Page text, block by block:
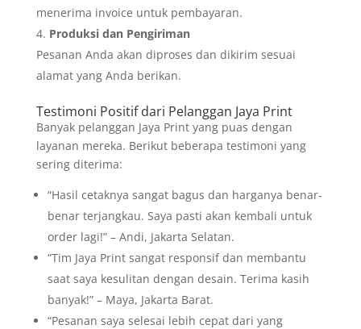
menerima invoice untuk pembayaran.
Produksi dan Pengiriman
Pesanan Anda akan diproses dan dikirim sesuai
alamat yang Anda berikan.
Testimoni Positif dari Pelanggan Jaya Print
Banyak pelanggan Jaya Print yang puas dengan
layanan mereka. Berikut beberapa testimoni yang
sering diterima:
“Hasil cetaknya sangat bagus dan harganya benar-
benar terjangkau. Saya pasti akan kembali untuk
order lagi!” – Andi, Jakarta Selatan.
“Tim Jaya Print sangat responsif dan membantu
saat saya kesulitan dengan desain. Terima kasih
banyak!” – Maya, Jakarta Barat.
“Pesanan saya selesai lebih cepat dari yang